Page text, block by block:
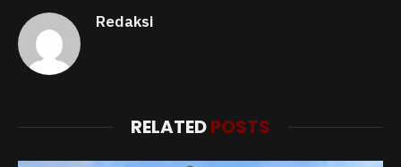
Redaksi
RELATEDPOSTS